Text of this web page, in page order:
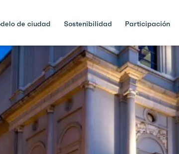
de ciudad Sostenibilidad Participación